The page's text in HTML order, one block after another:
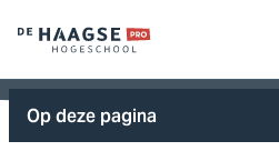
Logo
van
De
Haagse
Op deze pagina